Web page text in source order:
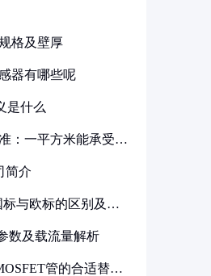
格及壁厚
器有哪些呢
是什么
：一平方米能承受多
简介
标与欧标的区别及其
数及载流量解析
管的合适替代